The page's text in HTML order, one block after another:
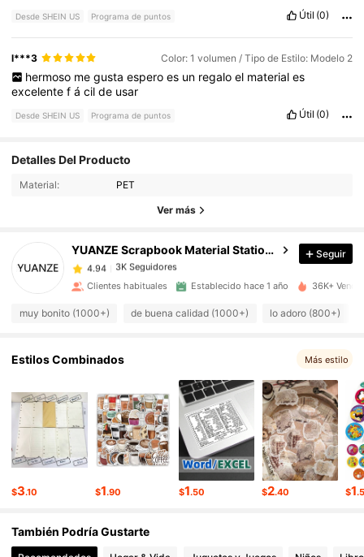
Desde SHEIN US Programa de puntos Útil (0)
l***3 Color: 1 volumen / Tipo de Estilo: Modelo 2
hermoso me gusta espero es un regalo el material es
excelentefácilde usar
Desde SHEIN US Programa de puntos Útil (0)
Detalles Del Producto
Material: PET
Ver más
YUANZE Scrapbook Material Stationery Store
4.94 3K Seguidores
3K Seguidores
4.94 3K Seguidores
4.94 3K Seguidores
3K Seguidores
4.94 3K Seguidores
4.94 3K Seguidores
Seguir
Clientes habituales Establecido hace 1 año 36K+
muy bonito (1000+) de buena calidad (1000+) lo adoro (800+)
Estilos Combinados Más estilo
$3.10 $1.90 $1.50 $2.40 $1
También Podría Gustarte